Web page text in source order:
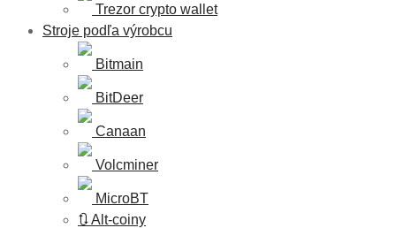
Trezor crypto wallet
Stroje podľa výrobcu
Bitmain
BitDeer
Canaan
Volcminer
MicroBT
🔃 Alt-coiny